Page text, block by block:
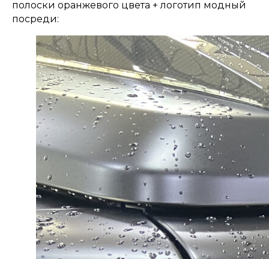
полоски оранжевого цвета + логотип модный
посреди: